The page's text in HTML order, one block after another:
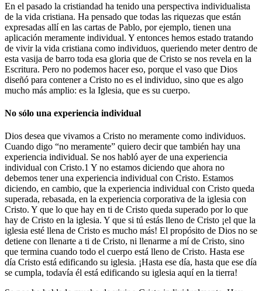
En el pasado la cristiandad ha tenido una perspectiva individualista
de la vida cristiana. Ha pensado que todas las riquezas que están
expresadas allí en las cartas de Pablo, por ejemplo, tienen una
aplicación meramente individual. Y entonces hemos estado tratando
de vivir la vida cristiana como individuos, queriendo meter dentro de
esta vasija de barro toda esa gloria que de Cristo se nos revela en la
Escritura. Pero no podemos hacer eso, porque el vaso que Dios
diseñó para contener a Cristo no es el individuo, sino que es algo
mucho más amplio: es la Iglesia, que es su cuerpo.
No sólo una experiencia individual
Dios desea que vivamos a Cristo no meramente como individuos.
Cuando digo “no meramente” quiero decir que también hay una
experiencia individual. Se nos habló ayer de una experiencia
individual con Cristo.1 Y no estamos diciendo que ahora no
debemos tener una experiencia individual con Cristo. Estamos
diciendo, en cambio, que la experiencia individual con Cristo queda
superada, rebasada, en la experiencia corporativa de la iglesia con
Cristo. Y que lo que hay en ti de Cristo queda superado por lo que
hay de Cristo en la iglesia. Y que si tú estás lleno de Cristo ¡el que la
iglesia esté llena de Cristo es mucho más! El propósito de Dios no se
detiene con llenarte a ti de Cristo, ni llenarme a mí de Cristo, sino
que termina cuando todo el cuerpo está lleno de Cristo. Hasta ese
día Cristo está edificando su iglesia. ¡Hasta ese día, hasta que ese día
se cumpla, todavía él está edificando su iglesia aquí en la tierra!